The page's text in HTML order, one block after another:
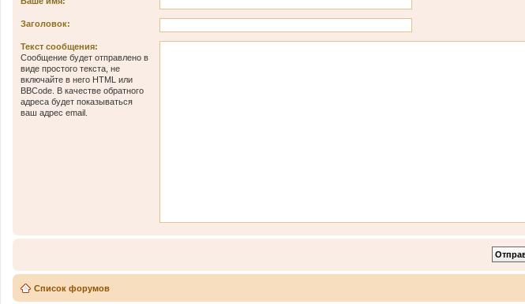
Заголовок:
Текст сообщения:
Сообщение будет отправлено в
виде простого текста, не
включайте в него HTML или
BBCode. В качестве обратного
адреса будет показываться
ваш адрес email.
Список форумов